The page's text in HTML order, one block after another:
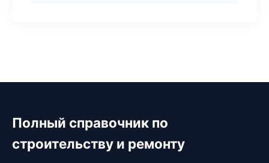
Полный справочник по
строительству и ремонту